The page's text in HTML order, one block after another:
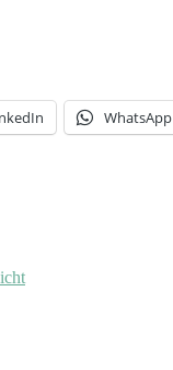
WhatsApp